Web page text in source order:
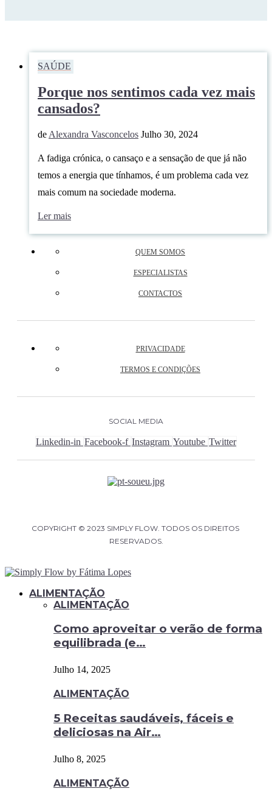
SAÚDE
Porque nos sentimos cada vez mais
cansados?
de Alexandra Vasconcelos Julho 30, 2024
A fadiga crónica, o cansaço e a sensação de que já não
temos a energia que tínhamos, é um problema cada vez
mais comum na sociedade moderna.
Ler mais
QUEM SOMOS
ESPECIALISTAS
CONTACTOS
PRIVACIDADE
TERMOS E CONDIÇÕES
SOCIAL MEDIA
Linkedin-in Facebook-f Instagram Youtube Twitter
COPYRIGHT © 2023 SIMPLY FLOW. TODOS OS DIREITOS
RESERVADOS.
ALIMENTAÇÃO
ALIMENTAÇÃO
Como aproveitar o verão de forma
equilibrada (e…
Julho 14, 2025
ALIMENTAÇÃO
5 Receitas saudáveis, fáceis e
deliciosas na Air…
Julho 8, 2025
ALIMENTAÇÃO